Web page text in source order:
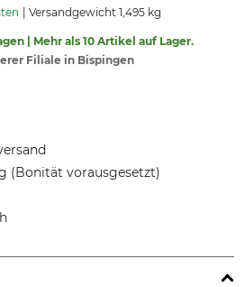
Versandgewicht 1,495 kg
| Mehr als 10 Artikel auf Lager.
Filiale in Bispingen
(Bonität vorausgesetzt)